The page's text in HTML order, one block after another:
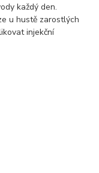
každý den.
u hustě zarostlých
injekční